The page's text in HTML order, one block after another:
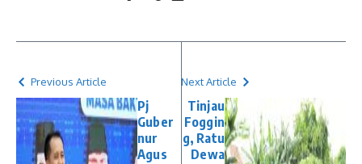
Previous Article
Pj
Guber
nur
Agus
Next Article
Tinjau
Foggin
g, Ratu
Dewa